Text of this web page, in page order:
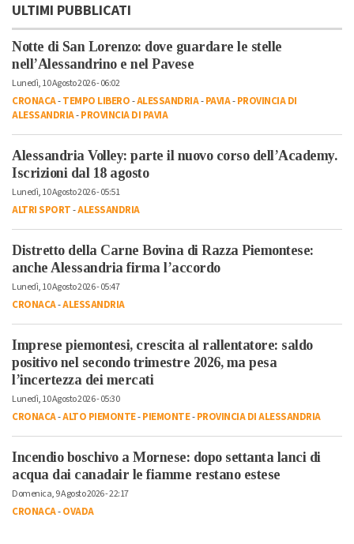
ULTIMI PUBBLICATI
Notte di San Lorenzo: dove guardare le stelle
nell’Alessandrino e nel Pavese
Lunedì, 10 Agosto 2026 - 06:02
CRONACA-TEMPO LIBERO-ALESSANDRIA-PAVIA-PROVINCIA DI
ALESSANDRIA-PROVINCIA DI PAVIA
Alessandria Volley: parte il nuovo corso dell’Academy.
Iscrizioni dal 18 agosto
Lunedì, 10 Agosto 2026 - 05:51
ALTRI SPORT-ALESSANDRIA
Distretto della Carne Bovina di Razza Piemontese:
anche Alessandria firma l’accordo
Lunedì, 10 Agosto 2026 - 05:47
CRONACA-ALESSANDRIA
Imprese piemontesi, crescita al rallentatore: saldo
positivo nel secondo trimestre 2026, ma pesa
l’incertezza dei mercati
Lunedì, 10 Agosto 2026 - 05:30
CRONACA-ALTO PIEMONTE-PIEMONTE-PROVINCIA DI ALESSANDRIA
Incendio boschivo a Mornese: dopo settanta lanci di
acqua dai canadair le fiamme restano estese
Domenica, 9 Agosto 2026 - 22:17
CRONACA-OVADA